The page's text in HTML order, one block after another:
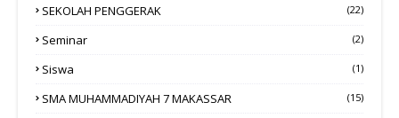
SEKOLAH PENGGERAK (22)
Seminar (2)
Siswa (1)
SMA MUHAMMADIYAH 7 MAKASSAR (15)